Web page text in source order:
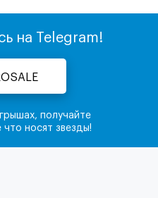
на Telegram!
получайте
носят звезды!